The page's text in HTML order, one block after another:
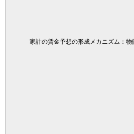
家計の賃金予想の形成メカニズム：物